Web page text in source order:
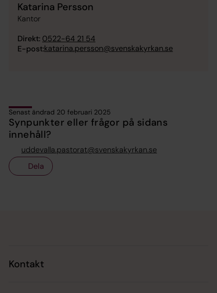
Katarina Persson
Kantor
Direkt: 0522-64 21 54
E-post:katarina.persson@svenskakyrkan.se
Senast ändrad 20 februari 2025
Synpunkter eller frågor på sidans
innehåll?
uddevalla.pastorat@svenskakyrkan.se
Dela
Kontakt